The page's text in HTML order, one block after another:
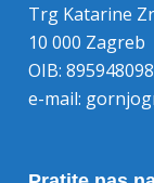
Trg Katarine
10 000 Zagreb
OIB:
e-mail: